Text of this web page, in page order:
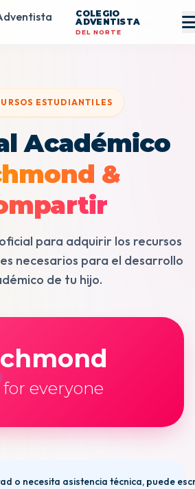
COLEGIO
ADVENTISTA
DEL NORTE
ESTUDIANTILES
Académico
&
para adquirir los recursos
necesarios para el desarrollo
de tu hijo.
for everyone
o necesita asistencia técnica, puede